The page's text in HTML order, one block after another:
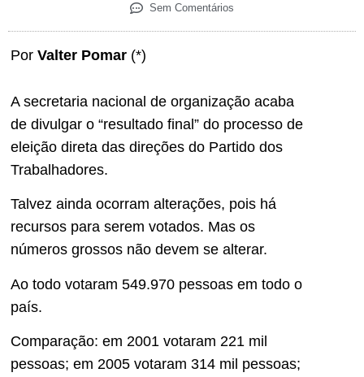
Sem Comentários
Por Valter Pomar (*)
A secretaria nacional de organização acaba
de divulgar o “resultado final” do processo de
eleição direta das direções do Partido dos
Trabalhadores.
Talvez ainda ocorram alterações, pois há
recursos para serem votados. Mas os
números grossos não devem se alterar.
Ao todo votaram 549.970 pessoas em todo o
país.
Comparação: em 2001 votaram 221 mil
pessoas; em 2005 votaram 314 mil pessoas;